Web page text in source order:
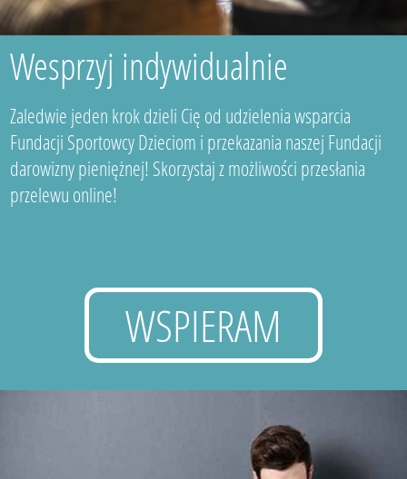
Wesprzyj indywidualnie
Zaledwie jeden krok dzieli Cię od udzielenia wsparcia
Fundacji Sportowcy Dzieciom i przekazania naszej Fundacji
darowizny pieniężnej! Skorzystaj z możliwości przesłania
przelewu online!
WSPIERAM